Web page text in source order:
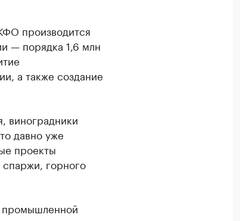
производится
— порядка 1,6 млн
а также создание
виноградники
давно уже
проекты
горного
промышленной